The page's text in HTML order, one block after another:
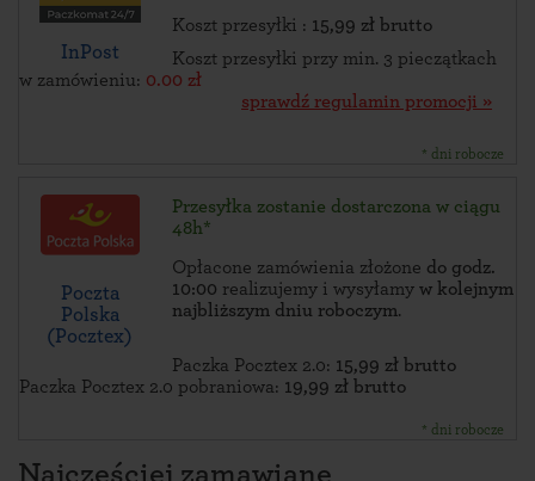
InPost
Koszt przesyłki : 15,99 zł brutto
Koszt przesyłki przy min. 3 pieczątkach
w zamówieniu: 0.00 zł
sprawdź regulamin promocji »
* dni robocze
Poczta
Polska
(Pocztex)
Przesyłka zostanie dostarczona w ciągu
48h*
Opłacone zamówienia złożone do godz.
10:00 realizujemy i wysyłamy w kolejnym
najbliższym dniu roboczym.
Paczka Pocztex 2.0: 15,99 zł brutto
Paczka Pocztex 2.0 pobraniowa: 19,99 zł brutto
* dni robocze
Najczęściej zamawiane